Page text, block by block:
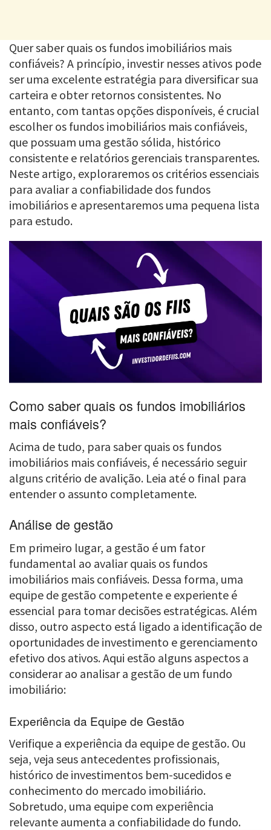
Quer saber quais os fundos imobiliários mais
confiáveis? A princípio, investir nesses ativos pode
ser uma excelente estratégia para diversificar sua
carteira e obter retornos consistentes. No
entanto, com tantas opções disponíveis, é crucial
escolher os fundos imobiliários mais confiáveis,
que possuam uma gestão sólida, histórico
consistente e relatórios gerenciais transparentes.
Neste artigo, exploraremos os critérios essenciais
para avaliar a confiabilidade dos fundos
imobiliários e apresentaremos uma pequena lista
para estudo.
Como saber quais os fundos imobiliários
mais confiáveis?
Acima de tudo, para saber quais os fundos
imobiliários mais confiáveis, é necessário seguir
alguns critério de avalição. Leia até o final para
entender o assunto completamente.
Análise de gestão
Em primeiro lugar, a gestão é um fator
fundamental ao avaliar quais os fundos
imobiliários mais confiáveis. Dessa forma, uma
equipe de gestão competente e experiente é
essencial para tomar decisões estratégicas. Além
disso, outro aspecto está ligado a identificação de
oportunidades de investimento e gerenciamento
efetivo dos ativos. Aqui estão alguns aspectos a
considerar ao analisar a gestão de um fundo
imobiliário:
Experiência da Equipe de Gestão
Verifique a experiência da equipe de gestão. Ou
seja, veja seus antecedentes profissionais,
histórico de investimentos bem-sucedidos e
conhecimento do mercado imobiliário.
Sobretudo, uma equipe com experiência
relevante aumenta a confiabilidade do fundo.